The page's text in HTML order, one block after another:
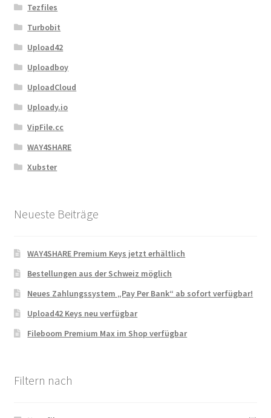
Tezfiles
Turbobit
Upload42
Uploadboy
UploadCloud
Uploady.io
VipFile.cc
WAY4SHARE
Xubster
Neueste Beiträge
WAY4SHARE Premium Keys jetzt erhältlich
Bestellungen aus der Schweiz möglich
Neues Zahlungssystem „Pay Per Bank“ ab sofort verfügbar!
Upload42 Keys neu verfügbar
Fileboom Premium Max im Shop verfügbar
Filtern nach